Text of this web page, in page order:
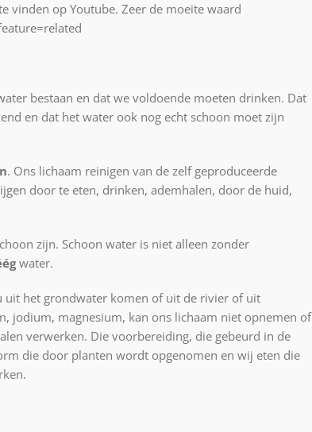
vinden op Youtube. Zeer de moeite waard
bestaan en dat we voldoende moeten drinken. Dat
en dat het water ook nog echt schoon moet zijn
. Ons lichaam reinigen van de zelf geproduceerde
door te eten, drinken, ademhalen, door de huid,
zijn. Schoon water is niet alleen zonder
water.
uit het grondwater komen of uit de rivier of uit
jodium, magnesium, kan ons lichaam niet opnemen of
verwerken. Die voorbereiding, die gebeurd in de
die door planten wordt opgenomen en wij eten die